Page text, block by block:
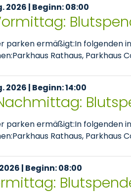
2026 | Beginn: 08:00
parken ermäßigt:In folgenden
Rathaus, Parkhaus
2026 | Beginn: 14:00
parken ermäßigt:In folgenden
Rathaus, Parkhaus
2026 | Beginn: 08:00